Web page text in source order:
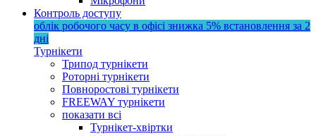
Контроль доступу
облік робочого часу в офісі знижка 5% встановлення за 2
дні
Турнікети
Трипод турнікети
Роторні турнікети
Повноростові турнікети
FREEWAY турнікети
показати всі
Турнікет-хвіртки